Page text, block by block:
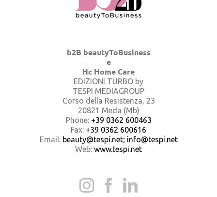
b2B beautyToBusiness
e
Hc Home Care
EDIZIONI TURBO by
TESPI MEDIAGROUP
Corso della Resistenza, 23
20821 Meda (Mb)
Phone: +39 0362 600463
Fax: +39 0362 600616
Email: beauty@tespi.net; info@tespi.net
Web: www.tespi.net